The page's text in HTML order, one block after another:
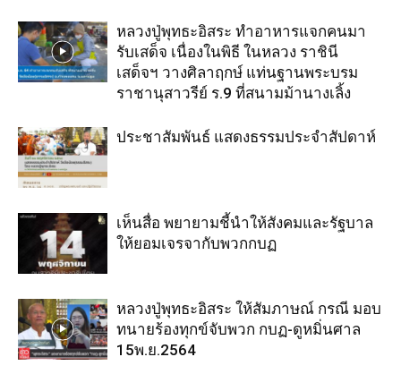
หลวงปู่พุทธะอิสระ ทำอาหารแจกคนมา
รับเสด็จ เนื่องในพิธี ในหลวง ราชินี
เสด็จฯ วางศิลาฤกษ์ แท่นฐานพระบรม
ราชานุสาวรีย์ ร.9 ที่สนามม้านางเลิ้ง
ประชาสัมพันธ์ แสดงธรรมประจำสัปดาห์
เห็นสื่อ พยายามชี้นำให้สังคมและรัฐบาล
ให้ยอมเจรจากับพวกกบฏ
หลวงปู่พุทธะอิสระ ให้สัมภาษณ์ กรณี มอบ
ทนายร้องทุกข์จับพวก กบฏ-ดูหมิ่นศาล
15พ.ย.2564